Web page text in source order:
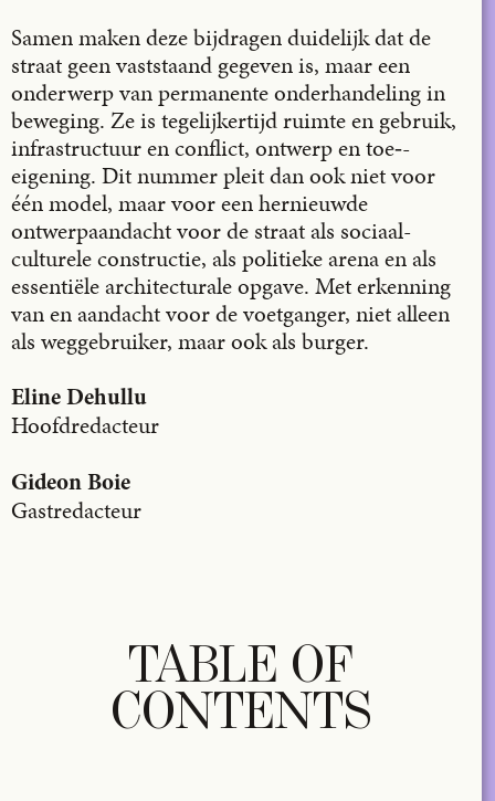
Samen maken deze bijdragen duidelijk dat de
straat geen vaststaand gegeven is, maar een
onderwerp van permanente onderhandeling in
beweging. Ze is tegelijkertijd ruimte en gebruik,
infrastructuur en conflict, ontwerp en toe‑­
eigening. Dit nummer pleit dan ook niet voor
één model, maar voor een hernieuwde
ontwerpaandacht voor de straat als sociaal-
culturele constructie, als politieke arena en als
essentiële architecturale opgave. Met erkenning
van en aandacht voor de voetganger, niet alleen
als weggebruiker, maar ook als burger.
Eline Dehullu
Hoofdredacteur
Gideon Boie
Gastredacteur
TABLE OF
CONTENTS